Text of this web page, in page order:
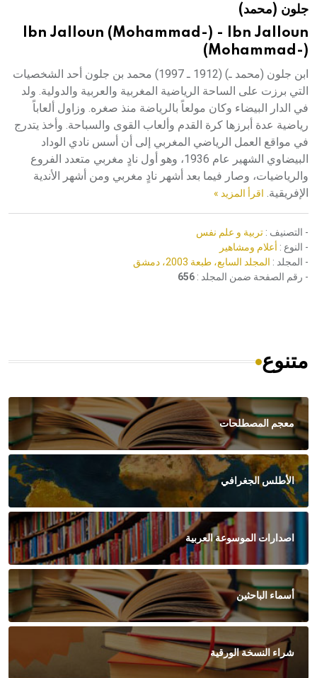
هيئة الموسوعة العربية تطلق موسوعات جديدة في عام 2026جلون (محمد)
Ibn Jalloun (Mohammad-) - Ibn Jalloun
(Mohammad-)
ابن جلون (محمد ـ) (1912 ـ 1997) محمد بن جلون أحد الشخصيات
التي برزت على الساحة الرياضية المغربية والعربية والدولية. ولد
في الدار البيضاء وكان مولعاً بالرياضة منذ صغره. وزاول ألعاباً
رياضية عدة أبرزها كرة القدم وألعاب القوى والسباحة. وأخذ يتدرج
في مواقع العمل الرياضي المغربي إلى أن أسس نادي الوداد
البيضاوي الشهير عام 1936، وهو أول نادٍ مغربي متعدد الفروع
والرياضيات، وصار فيما بعد أشهر نادٍ مغربي ومن أشهر الأندية
الإفريقية. اقرأ المزيد »
- التصنيف : تربية و علم نفس
- النوع : أعلام ومشاهير
- المجلد : المجلد السابع، طبعة 2003، دمشق
- رقم الصفحة ضمن المجلد : 656
متنوع
معجم المصطلحات
الأطلس الجغرافي
اصدارات الموسوعة العربية
أسماء الباحثين
شراء النسخة الورقية